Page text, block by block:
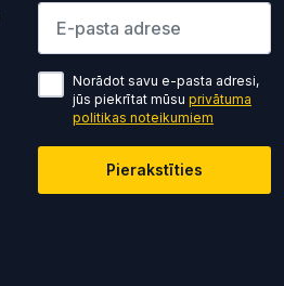
Lūdzu ievadiet e-pasta adresi
Norādot savu e-pasta adresi,
jūs piekrītat mūsu privātuma
politikas noteikumiem
Pierakstīties